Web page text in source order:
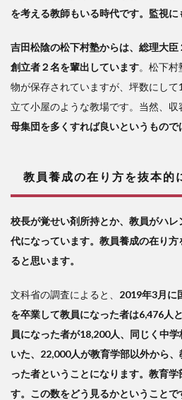
を考える教師もいる時代です。監視に
吉田松陰の松下村塾からは、総理大
創立者２名を輩出しています。松下
物が保存されていますが、坪数にし
立て小屋のような教場です。当然、収
母集団を多くすれば良いというもので
教員養成の在り方を抜本的
校長が覚せい剤所持とか、教員がハ
代になっています。教員養成の在り
ると思います。
文科省の調査によると、 2019年3月に
を卒業して教員になった者は6,476人
員になった者が18,200人、同じく中
いた、22,000人が教育学部以外から
った者ということになります。教育
す。この数をどう見るかということで